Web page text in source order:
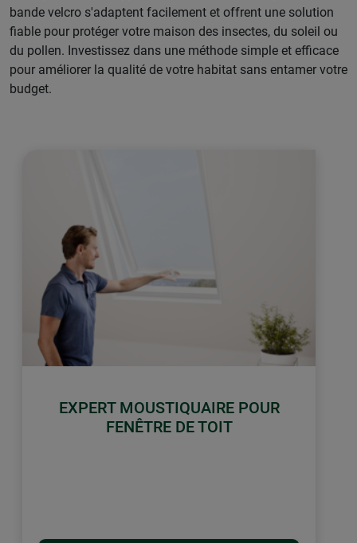
bande velcro s'adaptent facilement et offrent une solution
fiable pour protéger votre maison des insectes, du soleil ou
du pollen. Investissez dans une méthode simple et efficace
pour améliorer la qualité de votre habitat sans entamer votre
budget.
EXPERT MOUSTIQUAIRE POUR
FENÊTRE DE TOIT